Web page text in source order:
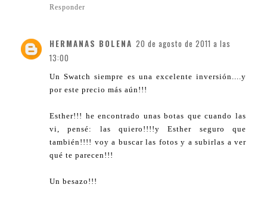
Responder
HERMANAS BOLENA 20 de agosto de 2011 a las
13:00
Un Swatch siempre es una excelente inversión....y
por este precio más aún!!!
Esther!!! he encontrado unas botas que cuando las
vi, pensé: las quiero!!!!y Esther seguro que
también!!!! voy a buscar las fotos y a subirlas a ver
qué te parecen!!!
Un besazo!!!